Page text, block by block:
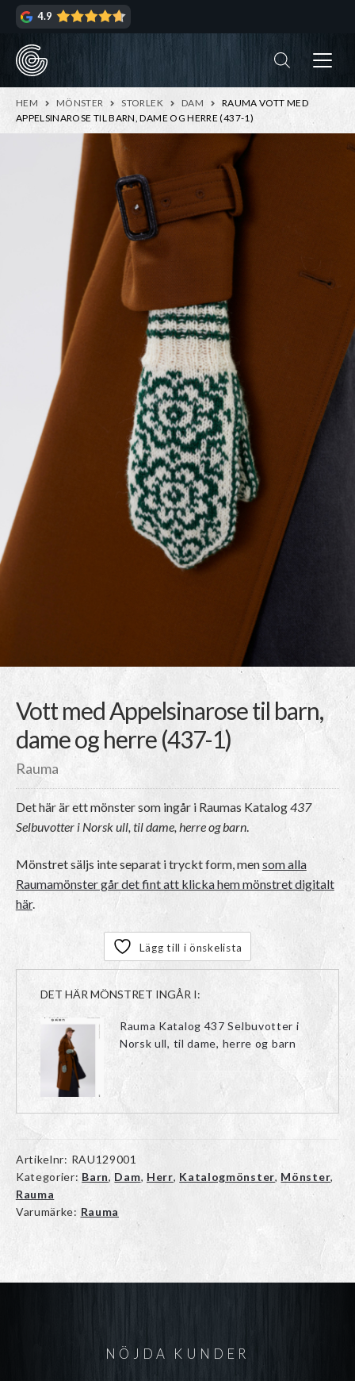
Hoppa
navigering
Hoppa
innehåll
4.9
HEM MÖNSTER STORLEK DAM
RAUMA VOTT MED
APPELSINAROSE TIL BARN, DAME OG HERRE (437-1)
Vott med Appelsinarose til barn,
dame og herre (437-1)
Rauma
Det här är ett mönster som ingår i Raumas Katalog437
Selbuvotter i Norsk ull, til dame, herre og barn.
Mönstret säljs inte separat i tryckt form, mensom alla
Raumamönster går det fint att klicka hem mönstret digitalt
här.
Lägg till i önskelista
DET HÄR MÖNSTRET INGÅR I:
Rauma Katalog 437 Selbuvotter i
Norsk ull, til dame, herre og barn
Artikelnr: RAU129001
Kategorier: Barn, Dam, Herr, Katalogmönster, Mönster,
Rauma
Varumärke: Rauma
NÖJDA KUNDER